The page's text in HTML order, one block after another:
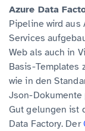
Azure Data
Pipeline wird aus
Services
Web als auch in
Basis-Templates
wie in den
Json-Dokumente
Gut gelungen ist
Data Factory. Der